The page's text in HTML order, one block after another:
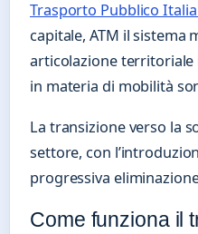
Trasporto Pubblico
capitale, ATM il sistema
articolazione territoriale
in materia di mobilità
La transizione verso la
settore, con
progressiva
Come funziona il